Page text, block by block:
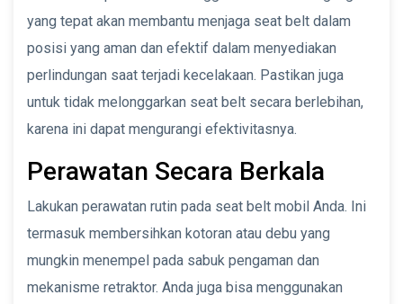
yang tepat akan membantu menjaga seat belt dalam
posisi yang aman dan efektif dalam menyediakan
perlindungan saat terjadi kecelakaan. Pastikan juga
untuk tidak melonggarkan seat belt secara berlebihan,
karena ini dapat mengurangi efektivitasnya.
Perawatan Secara Berkala
Lakukan perawatan rutin pada seat belt mobil Anda. Ini
termasuk membersihkan kotoran atau debu yang
mungkin menempel pada sabuk pengaman dan
mekanisme retraktor. Anda juga bisa menggunakan